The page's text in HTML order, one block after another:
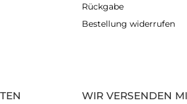
Rückgabe
Bestellung widerrufen
WIR VERSENDEN